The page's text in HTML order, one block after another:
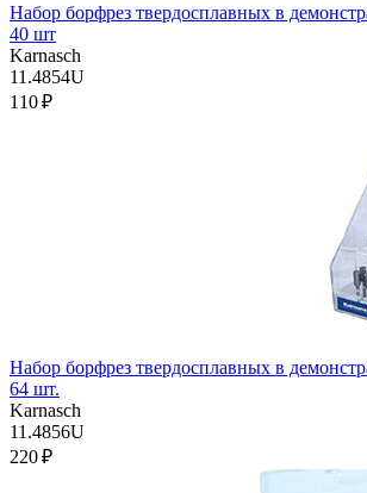
Набор борфрез твердосплавных в
40 шт
Karnasch
11.4854U
110 ₽
Набор борфрез твердосплавных в
64 шт.
Karnasch
11.4856U
220 ₽